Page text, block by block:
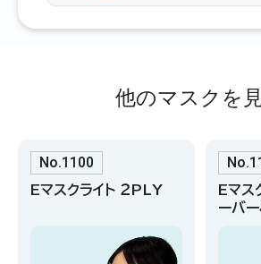
他のマスクを
No.1100
Eマスクライト ２PLY
Eマス
ーバー